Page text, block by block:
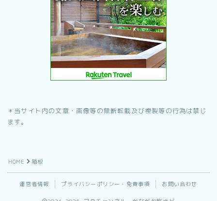
＊当サイト内の文章・画像等の無断転載及び複製等の行為は禁じ
ます。
HOME 箱根
運営者情報 プライバシーポリシー・免責事項 お問い合わせ